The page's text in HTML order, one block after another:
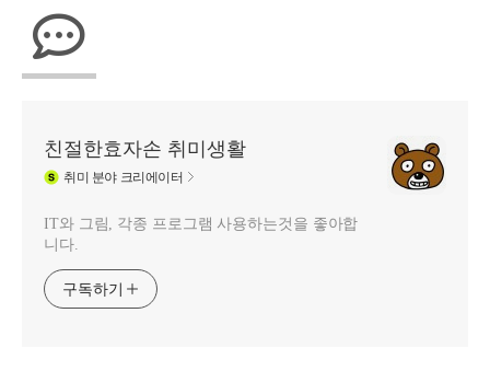
친절한효자손 취미생활
취미 분야 크리에이터
IT와 그림, 각종 프로그램 사용하는것을 좋아합
니다.
구독하기